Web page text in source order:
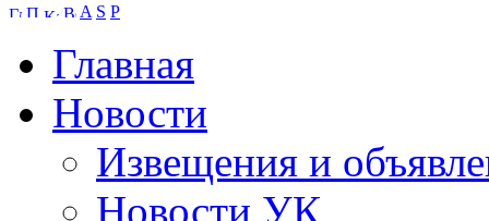
A S P
Главная
Новости
Извещения и
Новости УК